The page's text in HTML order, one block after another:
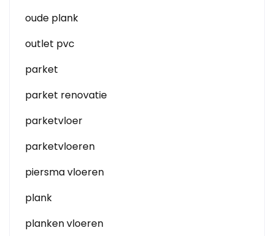
oude plank
outlet pvc
parket
parket renovatie
parketvloer
parketvloeren
piersma vloeren
plank
planken vloeren